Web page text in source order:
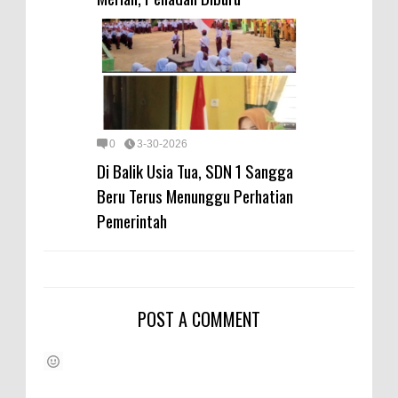
0 3-30-2026
Di Balik Usia Tua, SDN 1 Sangga
Beru Terus Menunggu Perhatian
Pemerintah
POST A COMMENT